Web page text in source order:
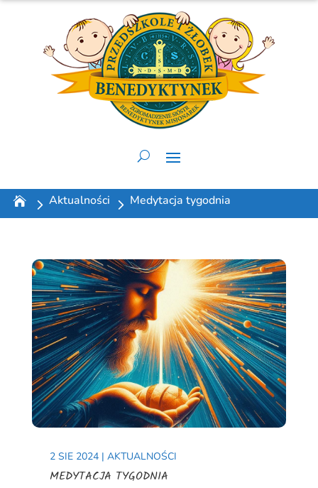
Aktualności Medytacja tygodnia
2 SIE 2024| AKTUALNOŚCI
MEDYTACJA TYGODNIA